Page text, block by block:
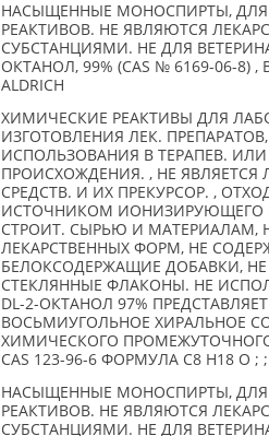
НАСЫЩЕННЫЕ МОНОСПИРТЫ, ДЛЯ
РЕАКТИВОВ. НЕ ЯВЛЯЮТСЯ
СУБСТАНЦИЯМИ. НЕ ДЛЯ
ОКТАНОЛ, 99% (CAS № 6169-06-8) ,
ALDRICH
ХИМИЧЕСКИЕ РЕАКТИВЫ ДЛЯ
ИЗГОТОВЛЕНИЯ ЛЕК.
ИСПОЛЬЗОВАНИЯ В ТЕРАПЕВ.
ПРОИСХОЖДЕНИЯ. , НЕ ЯВЛЯЕТСЯ
СРЕДСТВ. И ИХ ПРЕКУРСОР. ,
ИСТОЧНИКОМ ИОНИЗИРУЮЩЕГО
СТРОИТ. СЫРЬЮ И МАТЕРИАЛАМ,
ЛЕКАРСТВЕННЫХ ФОРМ, НЕ
БЕЛОКСОДЕРЖАЩИЕ ДОБАВКИ,
СТЕКЛЯННЫЕ ФЛАКОНЫ. НЕ
DL-2-ОКТАНОЛ 97%
ВОСЬМИУГОЛЬНОЕ ХИРАЛЬНОЕ
ХИМИЧЕСКОГО
CAS 123-96-6 ФОРМУЛА C8 H18 O ; ;
НАСЫЩЕННЫЕ МОНОСПИРТЫ, ДЛЯ
РЕАКТИВОВ. НЕ ЯВЛЯЮТСЯ
СУБСТАНЦИЯМИ. НЕ ДЛЯ